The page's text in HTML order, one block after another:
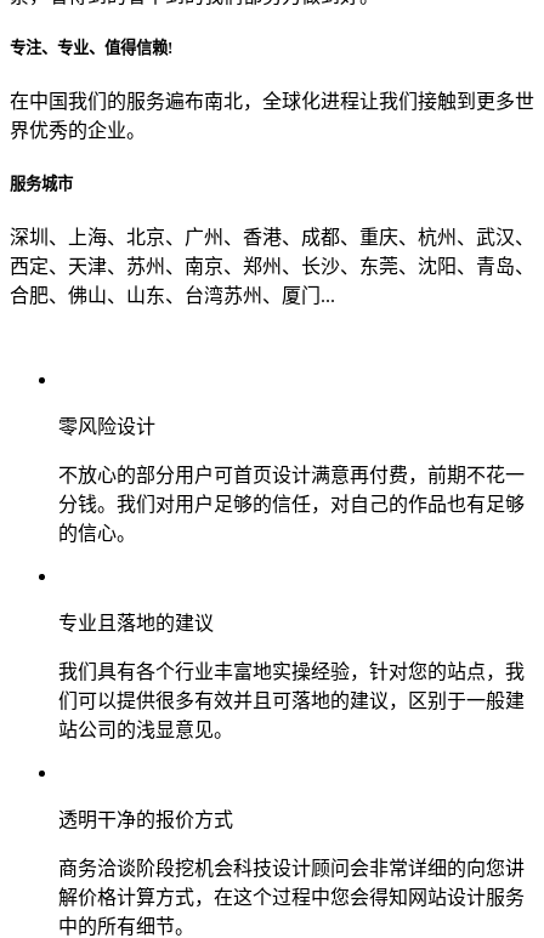
专注、专业、值得信赖!
在中国我们的服务遍布南北，全球化进程让我们接触到更多世
界优秀的企业。
服务城市
深圳、上海、北京、广州、香港、成都、重庆、杭州、武汉、
西定、天津、苏州、南京、郑州、长沙、东莞、沈阳、青岛、
合肥、佛山、山东、台湾苏州、厦门...
零风险设计
不放心的部分用户可首页设计满意再付费，前期不花一
分钱。我们对用户足够的信任，对自己的作品也有足够
的信心。
专业且落地的建议
我们具有各个行业丰富地实操经验，针对您的站点，我
们可以提供很多有效并且可落地的建议，区别于一般建
站公司的浅显意见。
透明干净的报价方式
商务洽谈阶段挖机会科技设计顾问会非常详细的向您讲
解价格计算方式，在这个过程中您会得知网站设计服务
中的所有细节。